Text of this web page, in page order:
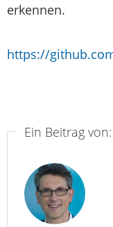
erkennen.
https://
Ein Beitrag von: